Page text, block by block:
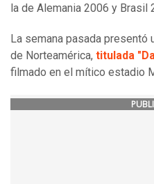
la de Alemania 2006 y Brasil
La semana pasada presentó
de Norteamérica, titulada
filmado en el mítico estadio